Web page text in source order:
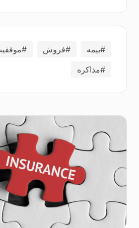
#بیمه #فروش
#مذاکره